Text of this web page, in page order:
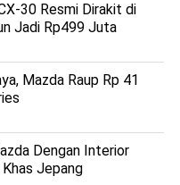
30 Resmi Dirakit di
Jadi Rp499 Juta
Mazda Raup Rp 41
Dengan Interior
Jepang